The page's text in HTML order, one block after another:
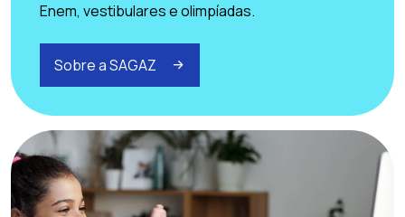
Enem, vestibulares e olimpíadas.
Sobre a SAGAZ